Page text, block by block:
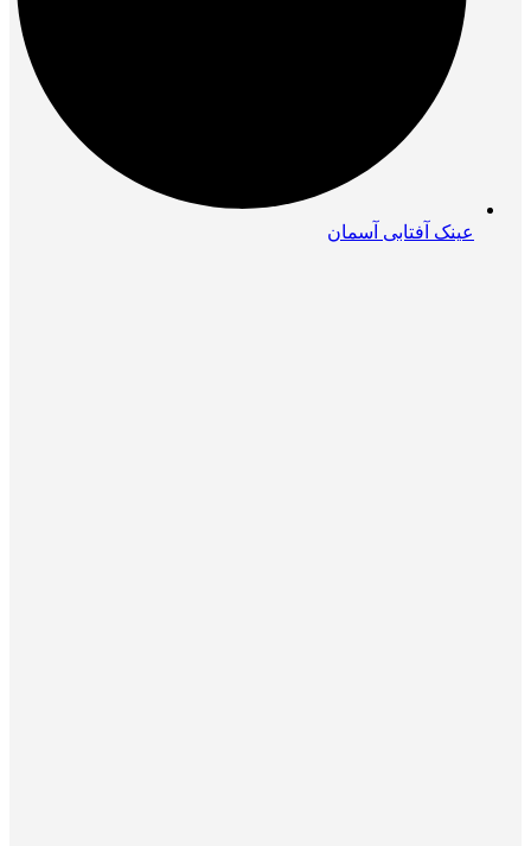
عینک آفتابی آسمان